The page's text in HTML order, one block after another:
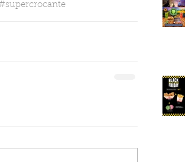
#supercrocante